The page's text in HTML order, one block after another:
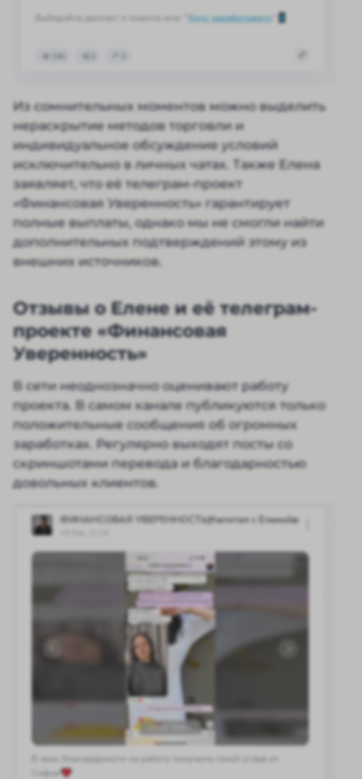
Из сомнительных моментов можно выделить
нераскрытие методов торговли и
индивидуальное обсуждение условий
исключительно в личных чатах. Также Елена
заявляет, что её телеграм-проект
«Финансовая Уверенность» гарантирует
полные выплаты, однако мы не смогли найти
дополнительных подтверждений этому из
внешних источников.
Отзывы о Елене и её телеграм-
проекте «Финансовая
Уверенность»
В сети неоднозначно оценивают работу
проекта. В самом канале публикуются только
положительные сообщения об огромных
заработках. Регулярно выходят посты со
скриншотами перевода и благодарностью
довольных клиентов.